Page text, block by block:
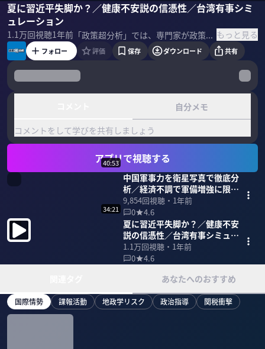
夏に習近平失脚か？／健康不安説の信憑性／台湾有事シミ
ュレーション
1.1万回視聴1年前 「政策超分析」では、専門家が政策や国際情勢を徹底解説。今回のテーマは「中国の海洋進出」。後編では、習近平失脚説と台湾有事シミュレーションを取り上げる。 ＜ゲスト＞ 磯貝初奈｜MC 峯村健司｜キヤノングローバル戦略研究所 上席研究員 もっと見る
峯村健司小原凡司山下裕貴磯貝初奈
フォロー 評価 保存 ダウンロード 共有
自分メモ
コメントをして学びを共有しましょう
アプリで視聴する
40:53
中国軍事力を衛星写真で徹底分
析／経済不調で軍備増強に限界
も／海の支配を目論む中国の弱
点
9,854回視聴・ 1年前
0
4.6
34:21
夏に習近平失脚か？／健康不安
説の信憑性／台湾有事シミュレ
ーション
1.1万回視聴・ 1年前
0
4.6
あなたへのおすすめ
国際情勢 諜報活動 地政学リスク 政治指導 関税衝撃